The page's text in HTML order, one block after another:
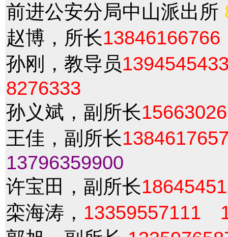
前进公安分局中山派出所
赵博，所长13846166766
孙刚，教导员
8276333
孙义斌，副所长
王佳，副所长
13796359900
许宝田，副所长
栾海涛， 13359557111